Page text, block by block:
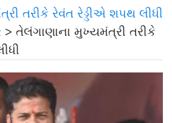
તરીકે રેવંત રેડ્ડીએ શપથ લીધી
> તેલંગાણાના મુખ્યમંત્રી તરીકે